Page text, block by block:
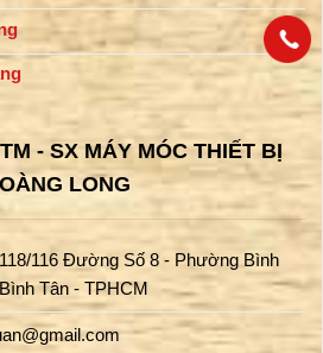
- SX MÁY MÓC THIẾT BỊ
LONG
118/116 Đường Số 8 - Phường Bình
Tân - TPHCM